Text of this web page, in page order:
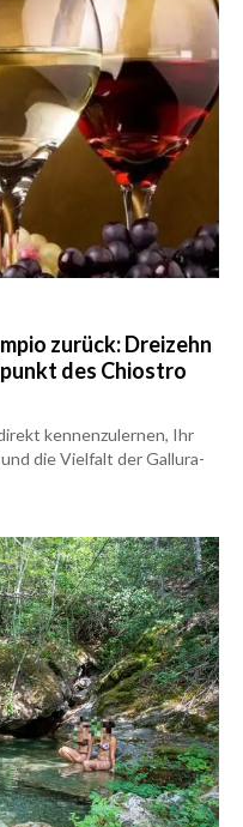
zurück: Dreizehn
des Chiostro
kennenzulernen, Ihr
die Vielfalt der Gallura-